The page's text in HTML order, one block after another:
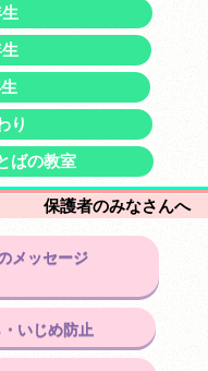
り
ばの教室
護者のみなさんへ
メッセージ
いじめ防止